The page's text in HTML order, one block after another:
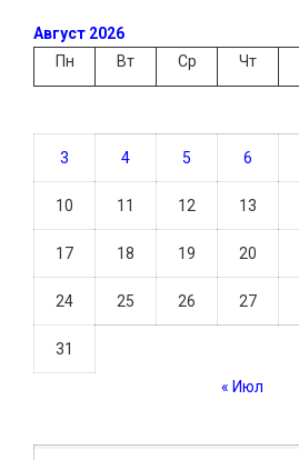
Август 2026
Пн
Вт Ср Чт
3 4 5 6
10 11 12 13
17 18 19 20
24 25 26 27
31
« Июл